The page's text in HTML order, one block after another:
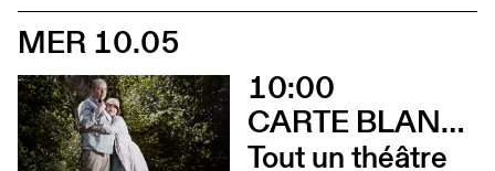
MER 10.05
10:00
CARTE BLANCHE À ALBERTINE & GERMANO ZULLO
Tout un théâtre